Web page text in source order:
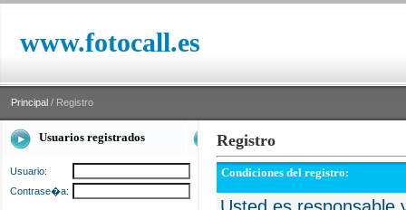
www.fotocall.es
Principal / Registro
Usuarios registrados
Usuario:
Contrase�a:
Registro
Condiciones del registro: